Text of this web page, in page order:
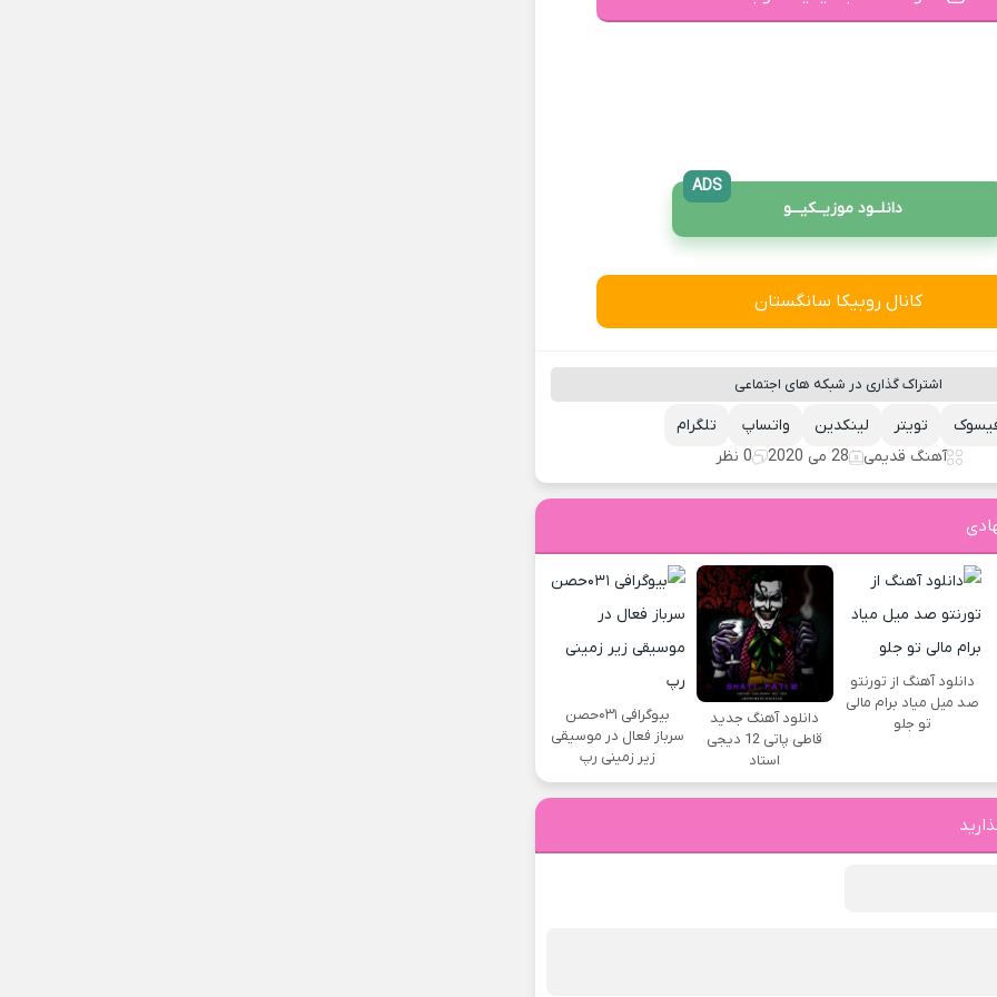
دانلــود موزیــکیـــو
ADS
کانال روبیکا سانگستان
اشتراک گذاری در شبکه های اجتماعی
تلگرام واتساپ لینکدین تویتر
آهنگ قدیمی
28 می 2020 0 نظر
دانلود آهنگ از تورنتو
صد میل میاد برام مالی
تو جلو
دانلود آهنگ جدید
قاطی پاتی 12 دیجی
استاد
بیوگرافی ۰۳۱حصن
سرباز فعال در موسیقی
زیر زمینی رپ